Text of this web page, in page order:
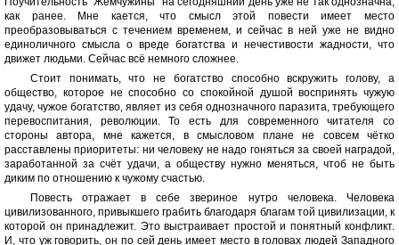
как ранее. Мне кается, что смысл этой повести имеет место
преобразовываться с течением временем, и сейчас в ней уже не видно
единоличного смысла о вреде богатства и нечестивости жадности, что
движет людьми. Сейчас всё немного сложнее.
Стоит понимать, что не богатство способно вскружить голову, а
общество, которое не способно со спокойной душой воспринять чужую
удачу, чужое богатство, являет из себя однозначного паразита, требующего
перевоспитания, революции. То есть для современного читателя со
стороны автора, мне кажется, в смысловом плане не совсем чётко
расставлены приоритеты: ни человеку не надо гоняться за своей наградой,
заработанной за счёт удачи, а обществу нужно меняться, чтоб не быть
диким по отношению к чужому счастью.
Повесть отражает в себе звериное нутро человека. Человека
цивилизованного, привыкшего грабить благодаря благам той цивилизации, к
которой он принадлежит. Это выстраивает простой и понятный конфликт.
И, что уж говорить, он по сей день имеет место в головах людей Западного